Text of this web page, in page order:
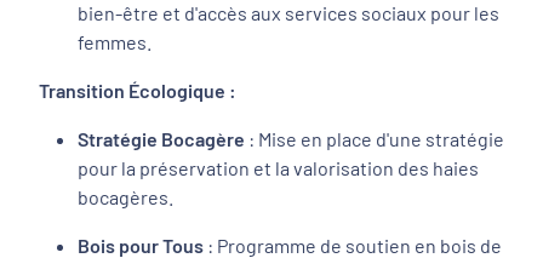
bien-être et d'accès aux services sociaux pour les
femmes.
Transition Écologique :
Stratégie Bocagère : Mise en place d'une stratégie
pour la préservation et la valorisation des haies
bocagères.
Bois pour Tous : Programme de soutien en bois de